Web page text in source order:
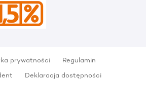
prywatności
Regulamin
Deklaracja dostępności